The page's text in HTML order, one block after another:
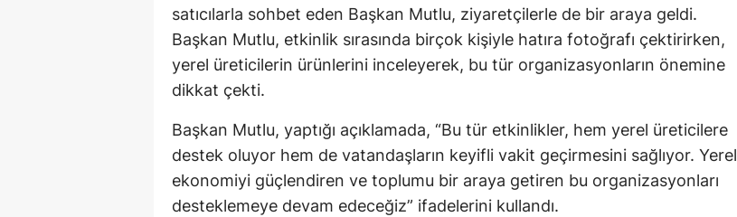
satıcılarla sohbet eden Başkan Mutlu, ziyaretçilerle de bir araya geldi.
Başkan Mutlu, etkinlik sırasında birçok kişiyle hatıra fotoğrafı çektirirken,
yerel üreticilerin ürünlerini inceleyerek, bu tür organizasyonların önemine
dikkat çekti.
Başkan Mutlu, yaptığı açıklamada, “Bu tür etkinlikler, hem yerel üreticilere
destek oluyor hem de vatandaşların keyifli vakit geçirmesini sağlıyor. Yerel
ekonomiyi güçlendiren ve toplumu bir araya getiren bu organizasyonları
desteklemeye devam edeceğiz” ifadelerini kullandı.